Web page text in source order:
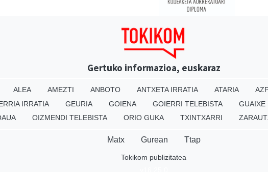
Gertuko informazioa, euskaraz
ALEA AMEZTI ANBOTO ANTXETA IRRATIA ATARIA
IRRATIA GEURIA GOIENA GOIERRI TELEBISTA
GUAIXE
OIZMENDI TELEBISTA ORIO GUKA TXINTXARRI
Matx Gurean Ttap
Tokikom publizitatea